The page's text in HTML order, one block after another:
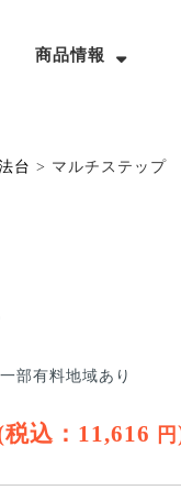
商品情報
台 > マルチステップ
部有料地域あり
税込： 11,616 円